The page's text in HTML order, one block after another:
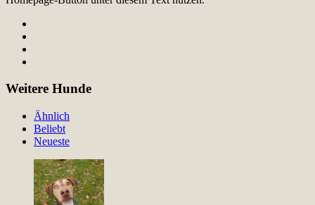
Weitere Hunde
Ähnlich
Beliebt
Neueste